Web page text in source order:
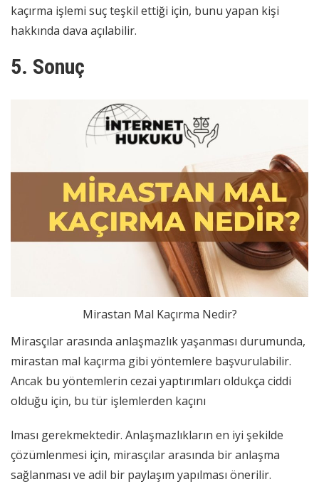
kaçırma işlemi suç teşkil ettiği için, bunu yapan kişi
hakkında dava açılabilir.
5. Sonuç
Mirastan Mal Kaçırma Nedir?
Mirasçılar arasında anlaşmazlık yaşanması durumunda,
mirastan mal kaçırma gibi yöntemlere başvurulabilir.
Ancak bu yöntemlerin cezai yaptırımları oldukça ciddi
olduğu için, bu tür işlemlerden kaçını
lması gerekmektedir. Anlaşmazlıkların en iyi şekilde
çözümlenmesi için, mirasçılar arasında bir anlaşma
sağlanması ve adil bir paylaşım yapılması önerilir.